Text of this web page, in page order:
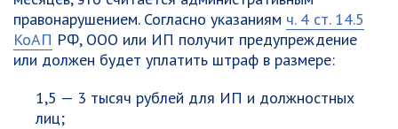
правонарушением. Согласно указаниям ч. 4 ст. 14.5
КоАП РФ, ООО или ИП получит предупреждение
или должен будет уплатить штраф в размере:
1,5 — 3 тысяч рублей для ИП и должностных
лиц;